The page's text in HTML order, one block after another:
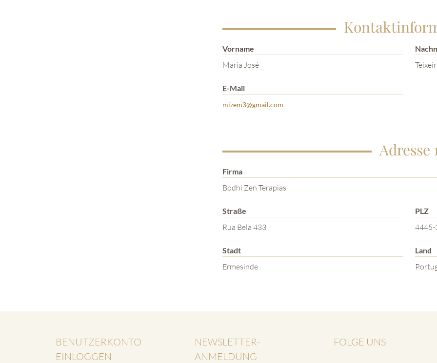
Vorname
Maria José
E-Mail
mizem3@gmail.com
Adresse 1
Firma
Bodhi Zen Terapias
Straße
Rua Bela 433
PLZ
4445-
Stadt
Ermesinde
Land
BENUTZERKONTO
EINLOGGEN
NEWSLETTER-
ANMELDUNG
FOLGE UNS